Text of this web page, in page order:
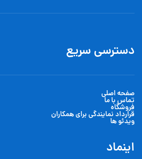
دسترسی سریع
صفحه اصلی
تماس با ما
فروشگاه
قرارداد نمایندگی برای همکاران
ویدئو ها
اینماد